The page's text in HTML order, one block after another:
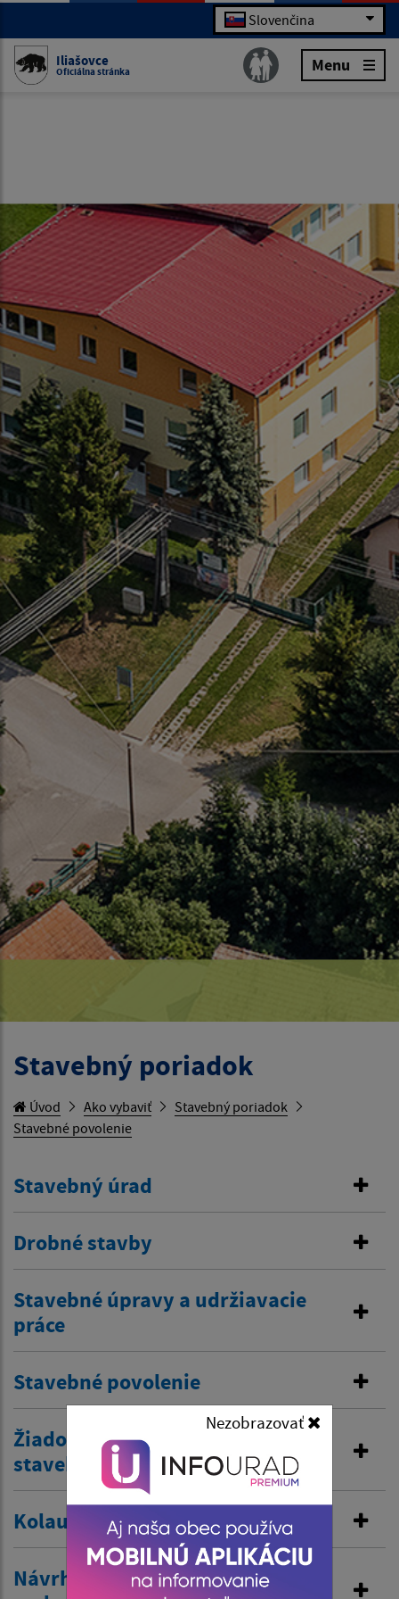
Nezobrazovať
Slovenčina
Iliašovce
Oficiálna stránka Menu
Stavebný poriadok
Úvod Ako vybaviť
Stavebný poriadok
Stavebné povolenie
Stavebný úrad
Drobné stavby
Stavebné úpravy a udržiavacie
práce
Stavebné povolenie
Žiadosť o predĺženie platnosti
stavebného povolenia
Kolaudačné rozhodnutie
Návrh na vydanie územného